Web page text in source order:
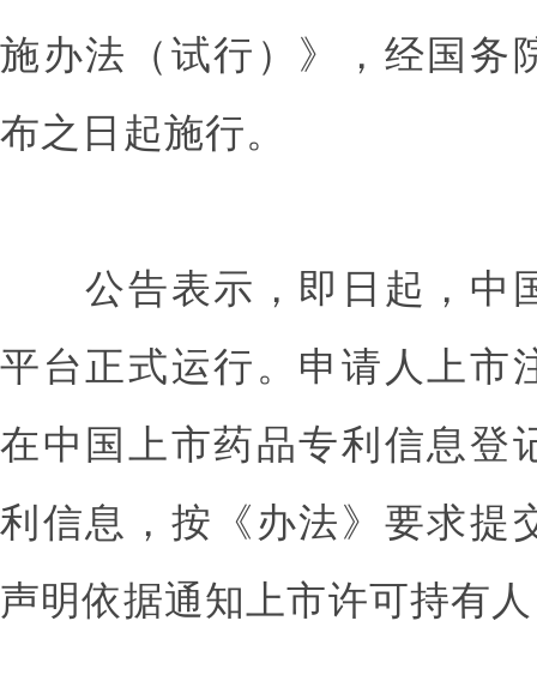
施办法（试行）》，经国务
布之日起施行。
公告表示，即日起，中
平台正式运行。申请人上市
在中国上市药品专利信息登
利信息，按《办法》要求提
声明依据通知上市许可持有